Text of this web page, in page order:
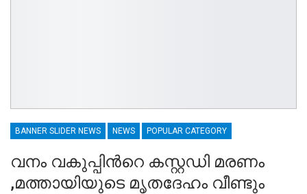
BANNER SLIDER NEWS NEWS POPULAR CATEGORY
വനം വകുപ്പിന്‍റെ കസ്റ്റഡി മരണം
,മത്തായിയുടെ മൃതദേഹം വീണ്ടും